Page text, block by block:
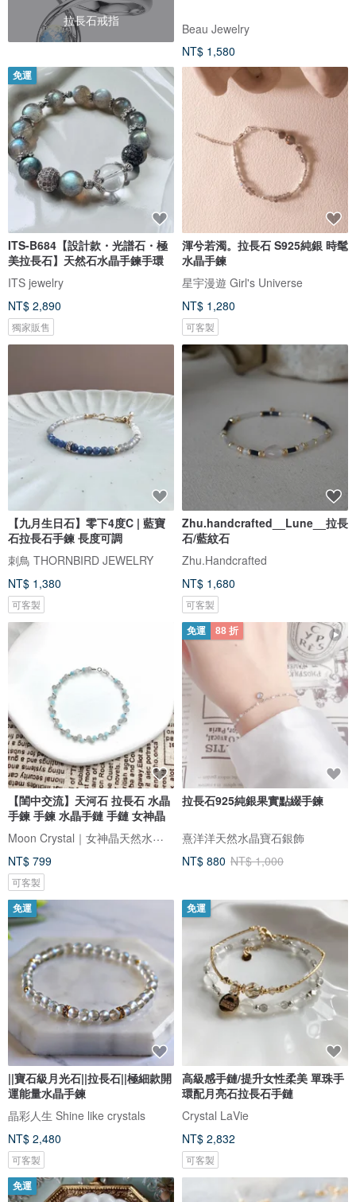
拉長石戒指
Beau Jewelry
NT$ 1,580
免運
ITS-B684【設計款・光譜石・極
美拉長石】天然石水晶手鍊手環
ITS jewelry
NT$ 2,890
獨家販售
渾兮若濁。拉長石 S925純銀 時髦
水晶手鍊
星宇漫遊 Girl's Universe
NT$ 1,280
可客製
【九月生日石】零下4度C | 藍寶
石拉長石手鍊 長度可調
刺鳥 THORNBIRD JEWELRY
NT$ 1,380
可客製
Zhu.handcrafted__Lune__拉長
石/藍紋石
Zhu.Handcrafted
NT$ 1,680
可客製
【閨中交流】天河石 拉長石 水晶
手鍊 手鍊 水晶手鏈 手鏈 女神晶
Moon Crystal｜女神晶天然水晶手鍊
NT$ 799
可客製
免運 88 折
拉長石925純銀果實點綴手鍊
熹洋洋天然水晶寶石銀飾
NT$ 880 NT$ 1,000
免運
||寶石級月光石||拉長石||極細款開
運能量水晶手鍊
晶彩人生 Shine like crystals
NT$ 2,480
可客製
免運
高級感手鏈/提升女性柔美 單珠手
環配月亮石拉長石手鏈
Crystal LaVie
NT$ 2,832
可客製
免運